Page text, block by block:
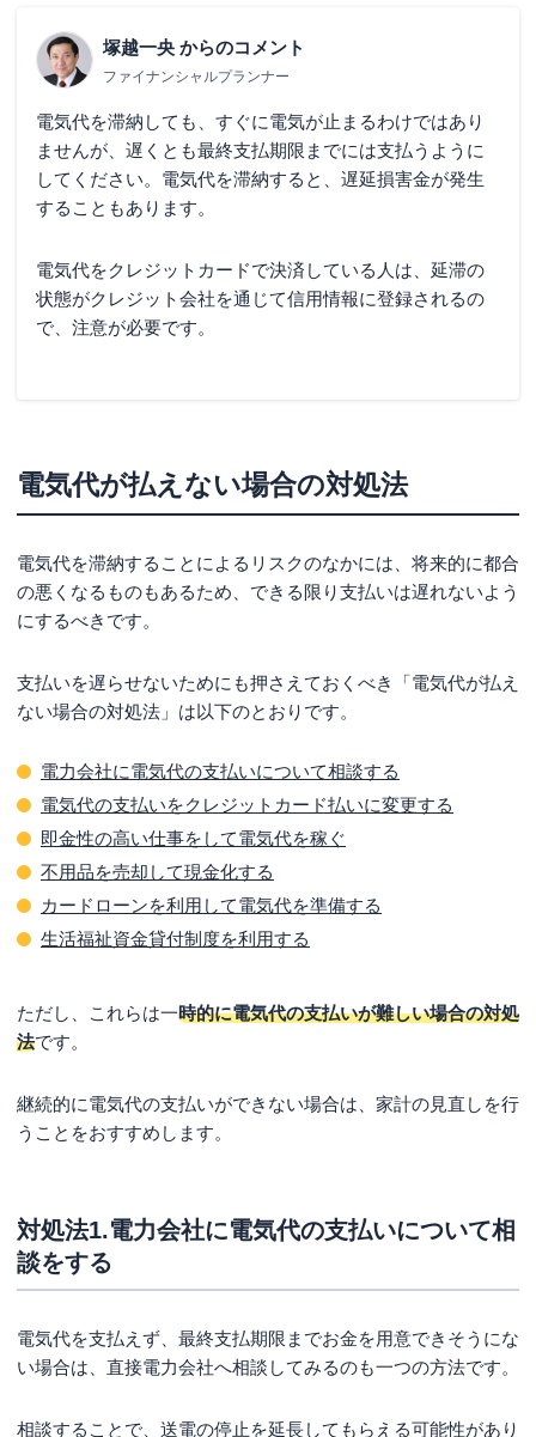
塚越一央 からのコメント
ファイナンシャルプランナー
電気代を滞納しても、すぐに電気が止まるわけではあり
ませんが、遅くとも最終支払期限までには支払うように
してください。電気代を滞納すると、遅延損害金が発生
することもあります。
電気代をクレジットカードで決済している人は、延滞の
状態がクレジット会社を通じて信用情報に登録されるの
で、注意が必要です。
電気代が払えない場合の対処法
電気代を滞納することによるリスクのなかには、将来的に都合
の悪くなるものもあるため、できる限り支払いは遅れないよう
にするべきです。
支払いを遅らせないためにも押さえておくべき「電気代が払え
ない場合の対処法」は以下のとおりです。
電力会社に電気代の支払いについて相談する
電気代の支払いをクレジットカード払いに変更する
即金性の高い仕事をして電気代を稼ぐ
不用品を売却して現金化する
カードローンを利用して電気代を準備する
生活福祉資金貸付制度を利用する
ただし、これらは一時的に電気代の支払いが難しい場合の対処
法です。
継続的に電気代の支払いができない場合は、家計の見直しを行
うことをおすすめします。
対処法1.電力会社に電気代の支払いについて相
談をする
電気代を支払えず、最終支払期限までお金を用意できそうにな
い場合は、直接電力会社へ相談してみるのも一つの方法です。
相談することで、送電の停止を延長してもらえる可能性があり